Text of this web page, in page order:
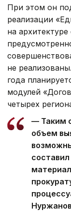
При этом он
реализации
на
не
года
модулей
четырех
— Таким
объем